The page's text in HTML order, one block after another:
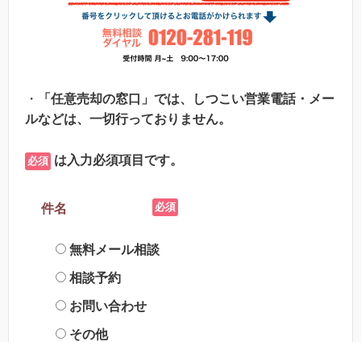
・
「任意売却の窓口」では、しつこい営業電話・メー
ルなどは、一切行っておりません。
必須 は入力必須項目です。
件名 必須
無料メール相談
相談予約
お問い合わせ
その他